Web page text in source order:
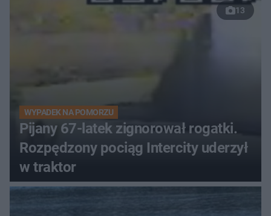
13
WYPADEK NA POMORZU
Pijany 67-latek zignorował rogatki.
Rozpędzony pociąg Intercity uderzył
w traktor